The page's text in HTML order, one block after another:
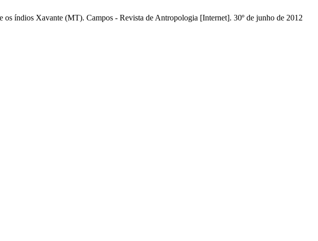
os índios Xavante (MT). Campos - Revista de Antropologia [Internet]. 30º de junho de 2012